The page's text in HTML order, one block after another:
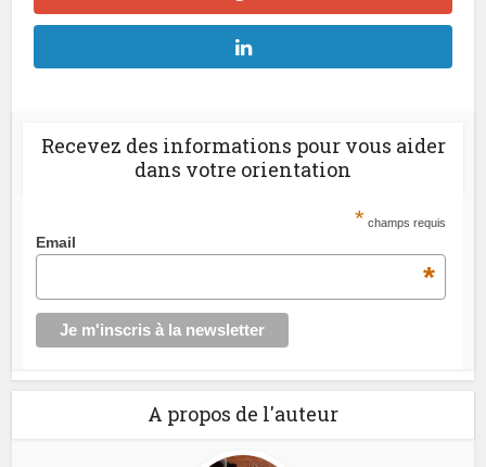
Recevez des informations pour vous aider
dans votre orientation
* champs requis
Email
*
A propos de l'auteur